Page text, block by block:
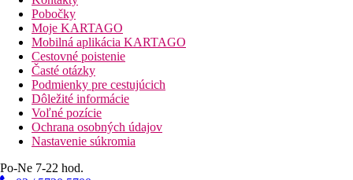
formou rozkladacej pohovky, veľkosť cca 23m2
Trojlôžková izba, Výhľad mora:
rozkladacej pohovky, veľkosť cca 23m2
Štvorlôžková izba, Výhľad do krajiny:
formou pevných postelí, veľkosť cca 23m2
Rodinná izba, Výhľad do krajiny:
prístelky formou pevných postelí, veľkosť cca 23m2
Rodinný Suita, Open plan, Výhľad do krajiny:
a obývacia izba (iba opticky oddelené), Nespresso
kávovar, šatňa, veľkosť cca 46m2
Pobočky
Moje KARTAGO
Mobilná aplikácia KARTAGO
Cestovné poistenie
Časté otázky
Podmienky pre cestujúcich
Dôležité informácie
Voľné pozície
Ochrana osobných údajov
Nastavenie súkromia
Po-Ne 7-22 hod.